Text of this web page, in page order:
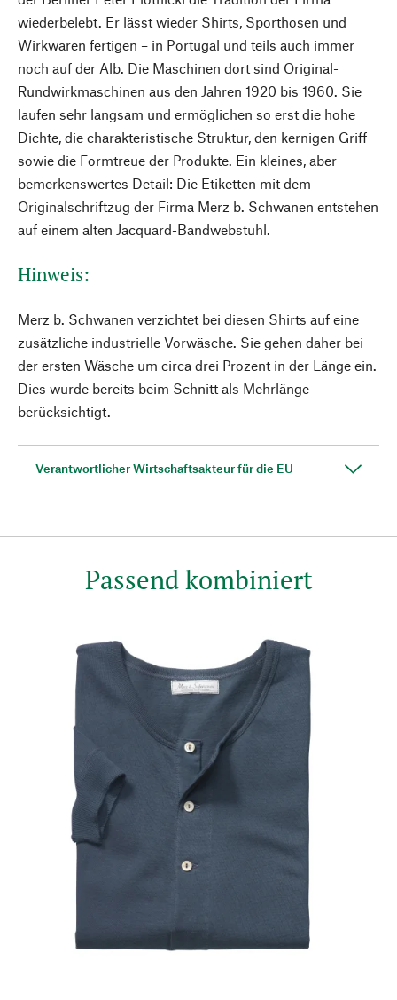
wiederbelebt. Er lässt wieder Shirts, Sporthosen und
Wirkwaren fertigen – in Portugal und teils auch immer
noch auf der Alb. Die Maschinen dort sind Original-
Rundwirkmaschinen aus den Jahren 1920 bis 1960. Sie
laufen sehr langsam und ermöglichen so erst die hohe
Dichte, die charakteristische Struktur, den kernigen Griff
sowie die Formtreue der Produkte. Ein kleines, aber
bemerkenswertes Detail: Die Etiketten mit dem
Originalschriftzug der Firma Merz b. Schwanen entstehen
auf einem alten Jacquard-Bandwebstuhl.
Hinweis:
Merz b. Schwanen verzichtet bei diesen Shirts auf eine
zusätzliche industrielle Vorwäsche. Sie gehen daher bei
der ersten Wäsche um circa drei Prozent in der Länge ein.
Dies wurde bereits beim Schnitt als Mehrlänge
berücksichtigt.
Verantwortlicher Wirtschaftsakteur für die EU
Passend kombiniert